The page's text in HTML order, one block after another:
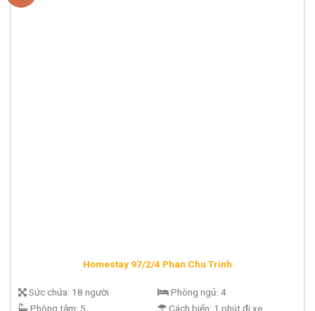
Homestay 97/2/4 Phan Chu Trinh
Sức chứa: 18 người
Phòng tắm: 5
Phòng ngủ: 4
Cách biển: 1 phút đi xe